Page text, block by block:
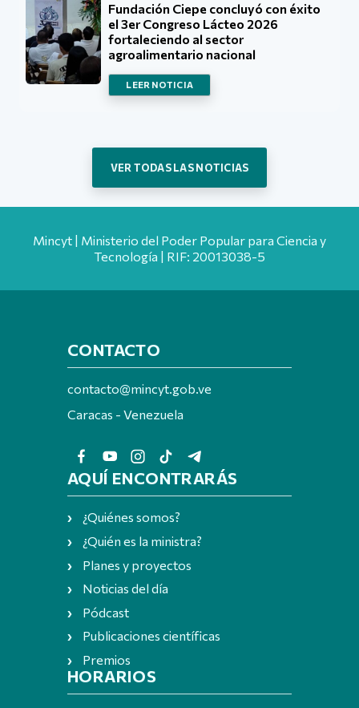
Fundación Ciepe concluyó con éxito
el 3er Congreso Lácteo 2026
fortaleciendo al sector
agroalimentario nacional
LEER NOTICIA
VER TODAS LAS NOTICIAS
Mincyt | Ministerio del Poder Popular para Ciencia y
Tecnología | RIF: 20013038-5
CONTACTO
contacto@mincyt.gob.ve
Caracas - Venezuela
AQUÍ ENCONTRARÁS
¿Quiénes somos?
¿Quién es la ministra?
Planes y proyectos
Noticias del día
Pódcast
Publicaciones científicas
Premios
HORARIOS